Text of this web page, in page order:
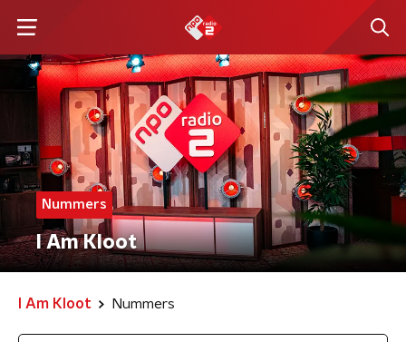
Nummers
I Am Kloot
I Am Kloot Nummers